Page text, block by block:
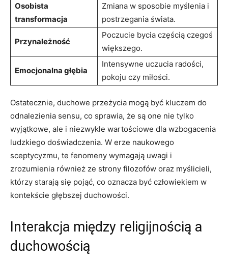
Osobista
transformacja
Zmiana w sposobie myślenia ‍i
⁢postrzegania świata.
Przynależność
Poczucie​ bycia częścią czegoś
większego.
Emocjonalna głębia
Intensywne ⁣uczucia‌ radości,⁢
pokoju czy miłości.
Ostatecznie,‍ duchowe przeżycia mogą‍ być kluczem do
⁢odnalezienia sensu, co sprawia, że są one nie tylko
wyjątkowe, ale i⁣ niezwykle​ wartościowe⁢ dla wzbogacenia
ludzkiego ​doświadczenia. W erze ⁣naukowego
sceptycyzmu, te ⁢fenomeny wymagają uwagi i
zrozumienia ⁣również ze strony filozofów‍ oraz myślicieli,
którzy​ starają się pojąć, co oznacza być człowiekiem w
kontekście głębszej duchowości.
Interakcja między religijnością a
duchowością